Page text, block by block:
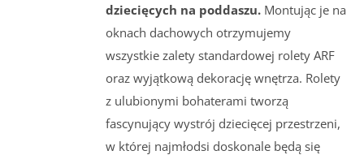
dziecięcych na poddaszu. Montując je na
oknach dachowych otrzymujemy
wszystkie zalety standardowej rolety ARF
oraz wyjątkową dekorację wnętrza. Rolety
z ulubionymi bohaterami tworzą
fascynujący wystrój dziecięcej przestrzeni,
w której najmłodsi doskonale będą się